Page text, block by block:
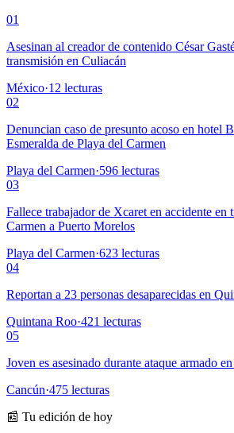
01
Asesinan al creador de contenido César
transmisión en Culiacán
México·12 lecturas
02
Denuncian caso de presunto acoso en hotel
Esmeralda de Playa del Carmen
Playa del Carmen·596 lecturas
03
Fallece trabajador de Xcaret en accidente en
Carmen a Puerto Morelos
Playa del Carmen·623 lecturas
04
Reportan a 23 personas desaparecidas en
Quintana Roo·421 lecturas
05
Joven es asesinado durante ataque armado
Cancún·475 lecturas
📰 Tu edición de hoy